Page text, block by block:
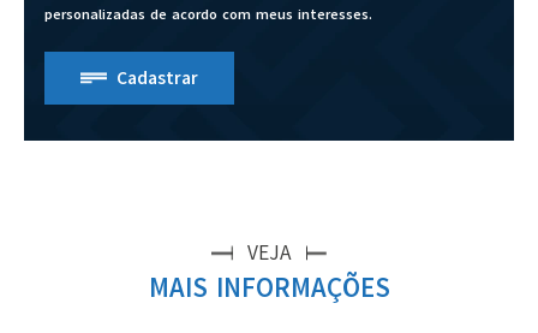
personalizadas de acordo com meus interesses.
Cadastrar
VEJA
MAIS INFORMAÇÕES